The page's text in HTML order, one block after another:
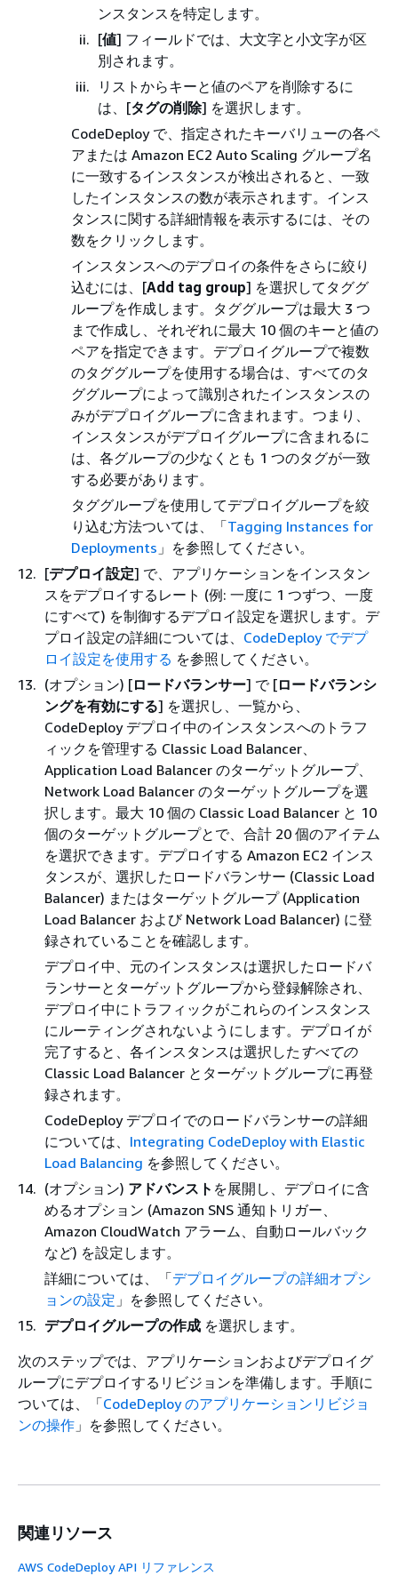
ンスタンスを特定します。
[値] フィールドでは、大文字と小文字が区
別されます。
リストからキーと値のペアを削除するに
は、[タグの削除] を選択します。
CodeDeploy で、指定されたキーバリューの各ペ
アまたは Amazon EC2 Auto Scaling グループ名
に一致するインスタンスが検出されると、一致
したインスタンスの数が表示されます。インス
タンスに関する詳細情報を表示するには、その
数をクリックします。
インスタンスへのデプロイの条件をさらに絞り
込むには、[Add tag group] を選択してタググ
ループを作成します。タググループは最大 3 つ
まで作成し、それぞれに最大 10 個のキーと値の
ペアを指定できます。デプロイグループで複数
のタググループを使用する場合は、すべてのタ
ググループによって識別されたインスタンスの
みがデプロイグループに含まれます。つまり、
インスタンスがデプロイグループに含まれるに
は、各グループの少なくとも 1 つのタグが一致
する必要があります。
タググループを使用してデプロイグループを絞
り込む方法ついては、「Tagging Instances for
Deployments 」を参照してください。
[デプロイ設定] で、アプリケーションをインスタン
スをデプロイするレート (例: 一度に 1 つずつ、一度
にすべて) を制御するデプロイ設定を選択します。デ
プロイ設定の詳細については、 CodeDeploy でデプ
ロイ設定を使用する を参照してください。
(オプション) [ロードバランサー] で [ロードバランシ
ングを有効にする] を選択し、一覧から、
CodeDeploy デプロイ中のインスタンスへのトラフ
ィックを管理する Classic Load Balancer、
Application Load Balancer のターゲットグループ、
Network Load Balancer のターゲットグループを選
択します。最大 10 個の Classic Load Balancer と 10
個のターゲットグループとで、合計 20 個のアイテム
を選択できます。デプロイする Amazon EC2 インス
タンスが、選択したロードバランサー (Classic Load
Balancer) またはターゲットグループ (Application
Load Balancer および Network Load Balancer) に登
録されていることを確認します。
デプロイ中、元のインスタンスは選択したロードバ
ランサーとターゲットグループから登録解除され、
デプロイ中にトラフィックがこれらのインスタンス
にルーティングされないようにします。デプロイが
完了すると、各インスタンスは選択した すべての
Classic Load Balancer とターゲットグループに再登
録されます。
CodeDeploy デプロイでのロードバランサーの詳細
については、 Integrating CodeDeploy with Elastic
Load Balancing を参照してください。
(オプション) アドバンスト を展開し、デプロイに含
めるオプション (Amazon SNS 通知トリガー、
Amazon CloudWatch アラーム、自動ロールバック
など) を設定します。
詳細については、「デプロイグループの詳細オプシ
ョンの設定 」を参照してください。
デプロイグループの作成 を選択します。
次のステップでは、アプリケーションおよびデプロイグ
ループにデプロイするリビジョンを準備します。手順に
ついては、「CodeDeploy のアプリケーションリビジョ
ンの操作 」を参照してください。
関連リソース
AWS CodeDeploy API リファレンス